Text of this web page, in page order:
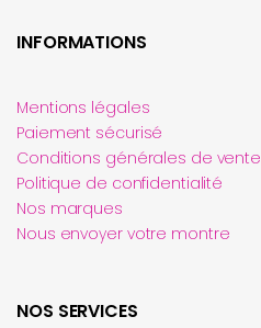
INFORMATIONS
Mentions légales
Paiement sécurisé
Conditions générales de vente
Politique de confidentialité
Nos marques
Nous envoyer votre montre
NOS SERVICES